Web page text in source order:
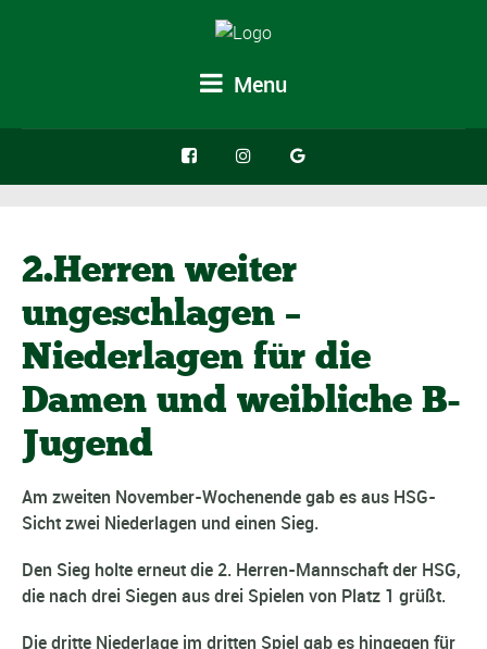
Menu
2.Herren weiter
ungeschlagen –
Niederlagen für die
Damen und weibliche B-
Jugend
Am zweiten November-Wochenende gab es aus HSG-
Sicht zwei Niederlagen und einen Sieg.
Den Sieg holte erneut die 2. Herren-Mannschaft der HSG,
die nach drei Siegen aus drei Spielen von Platz 1 grüßt.
Die dritte Niederlage im dritten Spiel gab es hingegen für